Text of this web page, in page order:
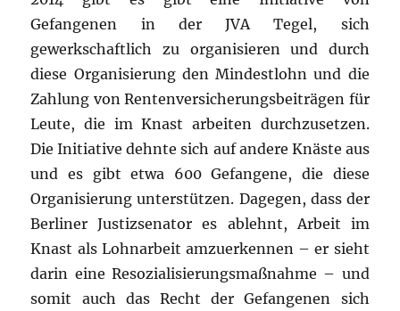
Gefangenen in der JVA Tegel, sich
gewerkschaftlich zu organisieren und durch
diese Organisierung den Mindestlohn und die
Zahlung von Rentenversicherungsbeiträgen für
Leute, die im Knast arbeiten durchzusetzen.
Die Initiative dehnte sich auf andere Knäste aus
und es gibt etwa 600 Gefangene, die diese
Organisierung unterstützen. Dagegen, dass der
Berliner Justizsenator es ablehnt, Arbeit im
Knast als Lohnarbeit amzuerkennen – er sieht
darin eine Resozialisierungsmaßnahme – und
somit auch das Recht der Gefangenen sich